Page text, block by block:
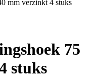
mm verzinkt 4 stuks
75
stuks